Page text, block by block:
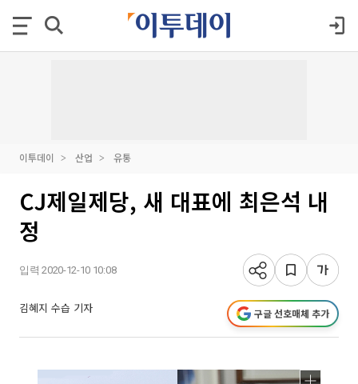
이투데이 산업 유통
CJ제일제당, 새 대표에 최은석 내
정
입력 2020-12-10 10:08
김혜지 수습 기자 구글 선호매체 추가